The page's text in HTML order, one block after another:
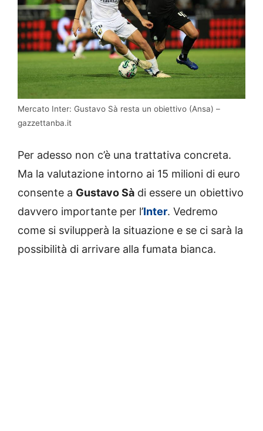
Mercato Inter: Gustavo Sà resta un obiettivo (Ansa) –
gazzettanba.it
Per adesso non c’è una trattativa concreta.
Ma la valutazione intorno ai 15 milioni di euro
consente a Gustavo Sà di essere un obiettivo
davvero importante per l’Inter. Vedremo
come si svilupperà la situazione e se ci sarà la
possibilità di arrivare alla fumata bianca.